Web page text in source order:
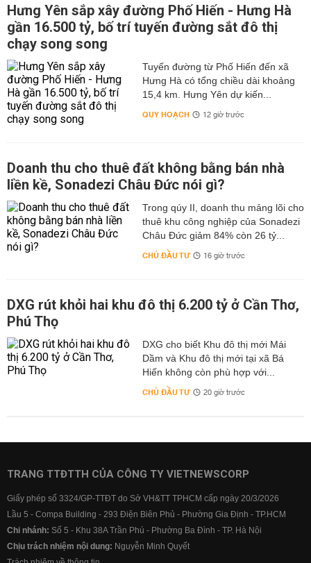
Hưng Yên sắp xây đường Phố Hiến - Hưng Hà
gần 16.500 tỷ, bố trí tuyến đường sắt đô thị
chạy song song
Tuyến đường từ Phố Hiến đến xã
Hưng Hà có tổng chiều dài khoảng
15,4 km. Hưng Yên dự kiến...
QUY HOẠCH 12 giờ trước
Doanh thu cho thuê đất không bằng bán nhà
liền kề, Sonadezi Châu Đức nói gì?
Trong qúy II, doanh thu mảng lõi cho
thuê khu công nghiệp của Sonadezi
Châu Đức giảm 84% còn 26 tỷ...
CHỦ ĐẦU TƯ 16 giờ trước
DXG rút khỏi hai khu đô thị 6.200 tỷ ở Cần Thơ,
Phú Thọ
DXG cho biết Khu đô thị mới Mái
Dầm và Khu đô thị mới tại xã Bá
Hiến không còn phù hợp với...
CHỦ ĐẦU TƯ 20 giờ trước
TRANG TTĐTTH CỦA CÔNG TY VIETNEWSCORP
Giấy phép số 3324/GP-TTĐT do Sở VH&TT TPHCM cấp ngày 20/3/2026
Lầu 5 - Compa Building - 293 Điện Biên Phủ - Phường Gia Định - TP.HCM
Chi nhánh: Số 5 - Khu 38A Trần Phú - Phường Ba Đình - TP. Hà Nội
Chịu trách nhiệm nội dung: Nguyễn Minh Quyết